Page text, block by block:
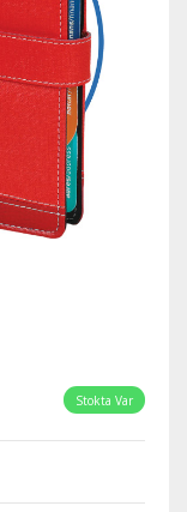
Stokta Var